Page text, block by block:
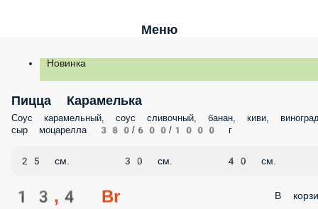
Меню
Новинка
Пицца Карамелька
Соус карамельный, соус сливочный, банан, киви, виноград, сыр
моцарелла 380/600/1000 г
25 см. 30 см. 40 см.
13,4 Br В